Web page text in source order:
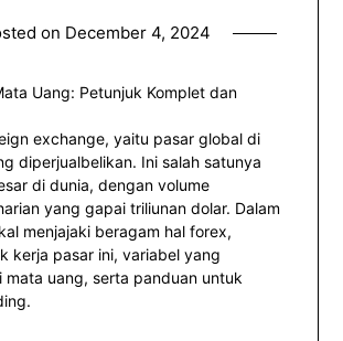
on December 4, 2024
Uang: Petunjuk Komplet dan
exchange, yaitu pasar global di
diperjualbelikan. Ini salah satunya
di dunia, dengan volume
yang gapai triliunan dolar. Dalam
menjajaki beragam hal forex,
kerja pasar ini, variabel yang
mata uang, serta panduan untuk